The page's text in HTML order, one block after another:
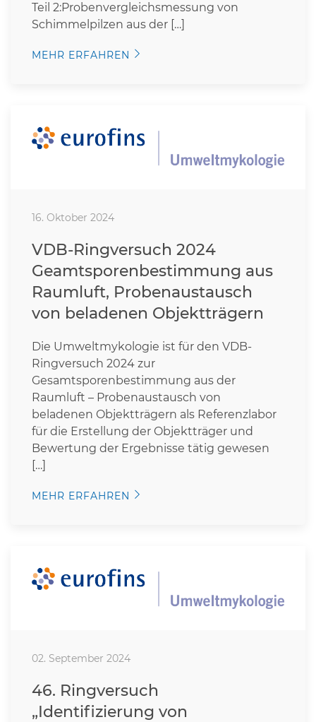
Teil 2:Probenvergleichsmessung von
Schimmelpilzen aus der […]
MEHR ERFAHREN
16. Oktober 2024
VDB-Ringversuch 2024
Geamtsporenbestimmung aus
Raumluft, Probenaustausch
von beladenen Objektträgern
Die Umweltmykologie ist für den VDB-
Ringversuch 2024 zur
Gesamtsporenbestimmung aus der
Raumluft – Probenaustausch von
beladenen Objektträgern als Referenzlabor
für die Erstellung der Objektträger und
Bewertung der Ergebnisse tätig gewesen
[…]
MEHR ERFAHREN
02. September 2024
46. Ringversuch
„Identifizierung von